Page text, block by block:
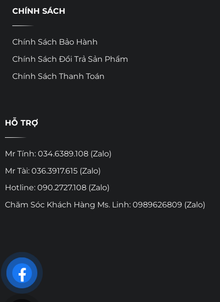
CHÍNH SÁCH
Chính Sách Bảo Hành
Chính Sách Đổi Trả Sản Phẩm
Chính Sách Thanh Toán
HỖ TRỢ
Mr Tính: 034.6389.108 (Zalo)
Mr Tài: 036.3917.615 (Zalo)
Hotline: 090.2727.108 (Zalo)
Chăm Sóc Khách Hàng Ms. Linh: 0989626809 (Zalo)